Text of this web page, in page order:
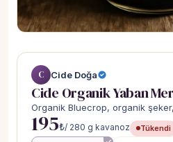
C Cide Doğa
Cide Organik Yaban
Organik Bluecrop, organik
195₺/ 280 g kavanoz Tükendi